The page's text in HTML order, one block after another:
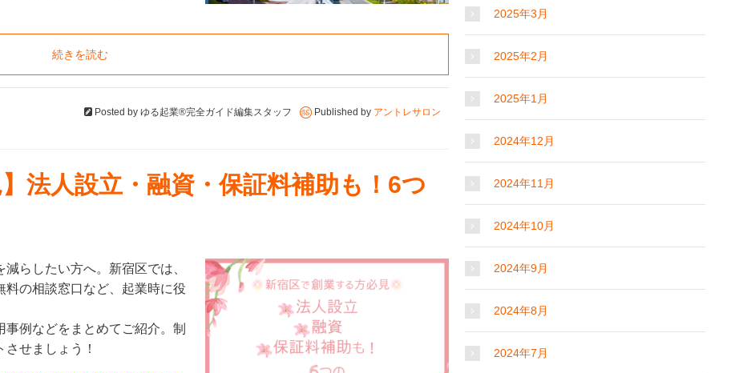
続きを読む
Posted by ゆる起業®完全ガイド編集スタッフ Published by アントレサロン
法人設立・融資・保証料補助も！6つ
らしたい方へ。新宿区では、
の相談窓口など、起業時に役
例などをまとめてご紹介。制
せましょう！
2025年3月
2025年2月
2025年1月
2024年12月
2024年11月
2024年10月
2024年9月
2024年8月
2024年7月